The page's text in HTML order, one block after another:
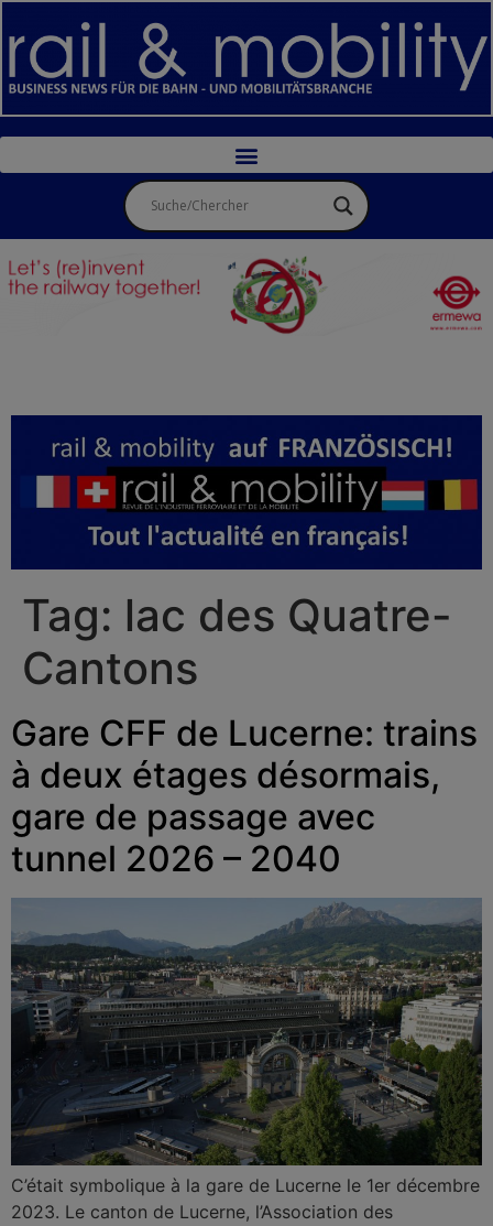
Tag: lac des Quatre-
Cantons
Gare CFF de Lucerne: trains
à deux étages désormais,
gare de passage avec
tunnel 2026 – 2040
C’était symbolique à la gare de Lucerne le 1er décembre
2023. Le canton de Lucerne, l’Association des